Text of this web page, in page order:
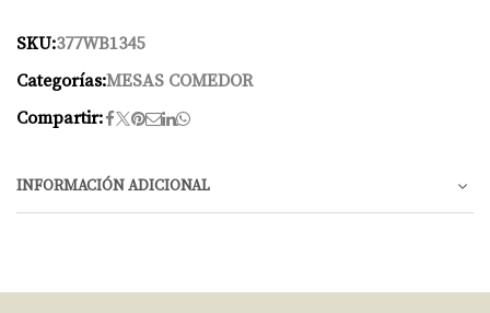
SKU:377WB1345
Categorías:MESAS COMEDOR
Compartir:
INFORMACIÓN ADICIONAL